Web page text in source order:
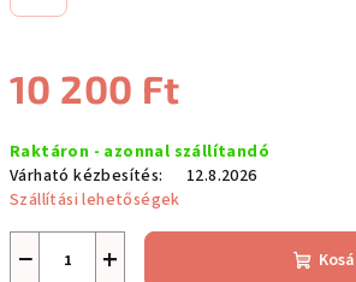
10 200 Ft
Raktáron - azonnal szállítandó
Várható kézbesítés:
12.8.2026
Szállítási lehetőségek
+
−